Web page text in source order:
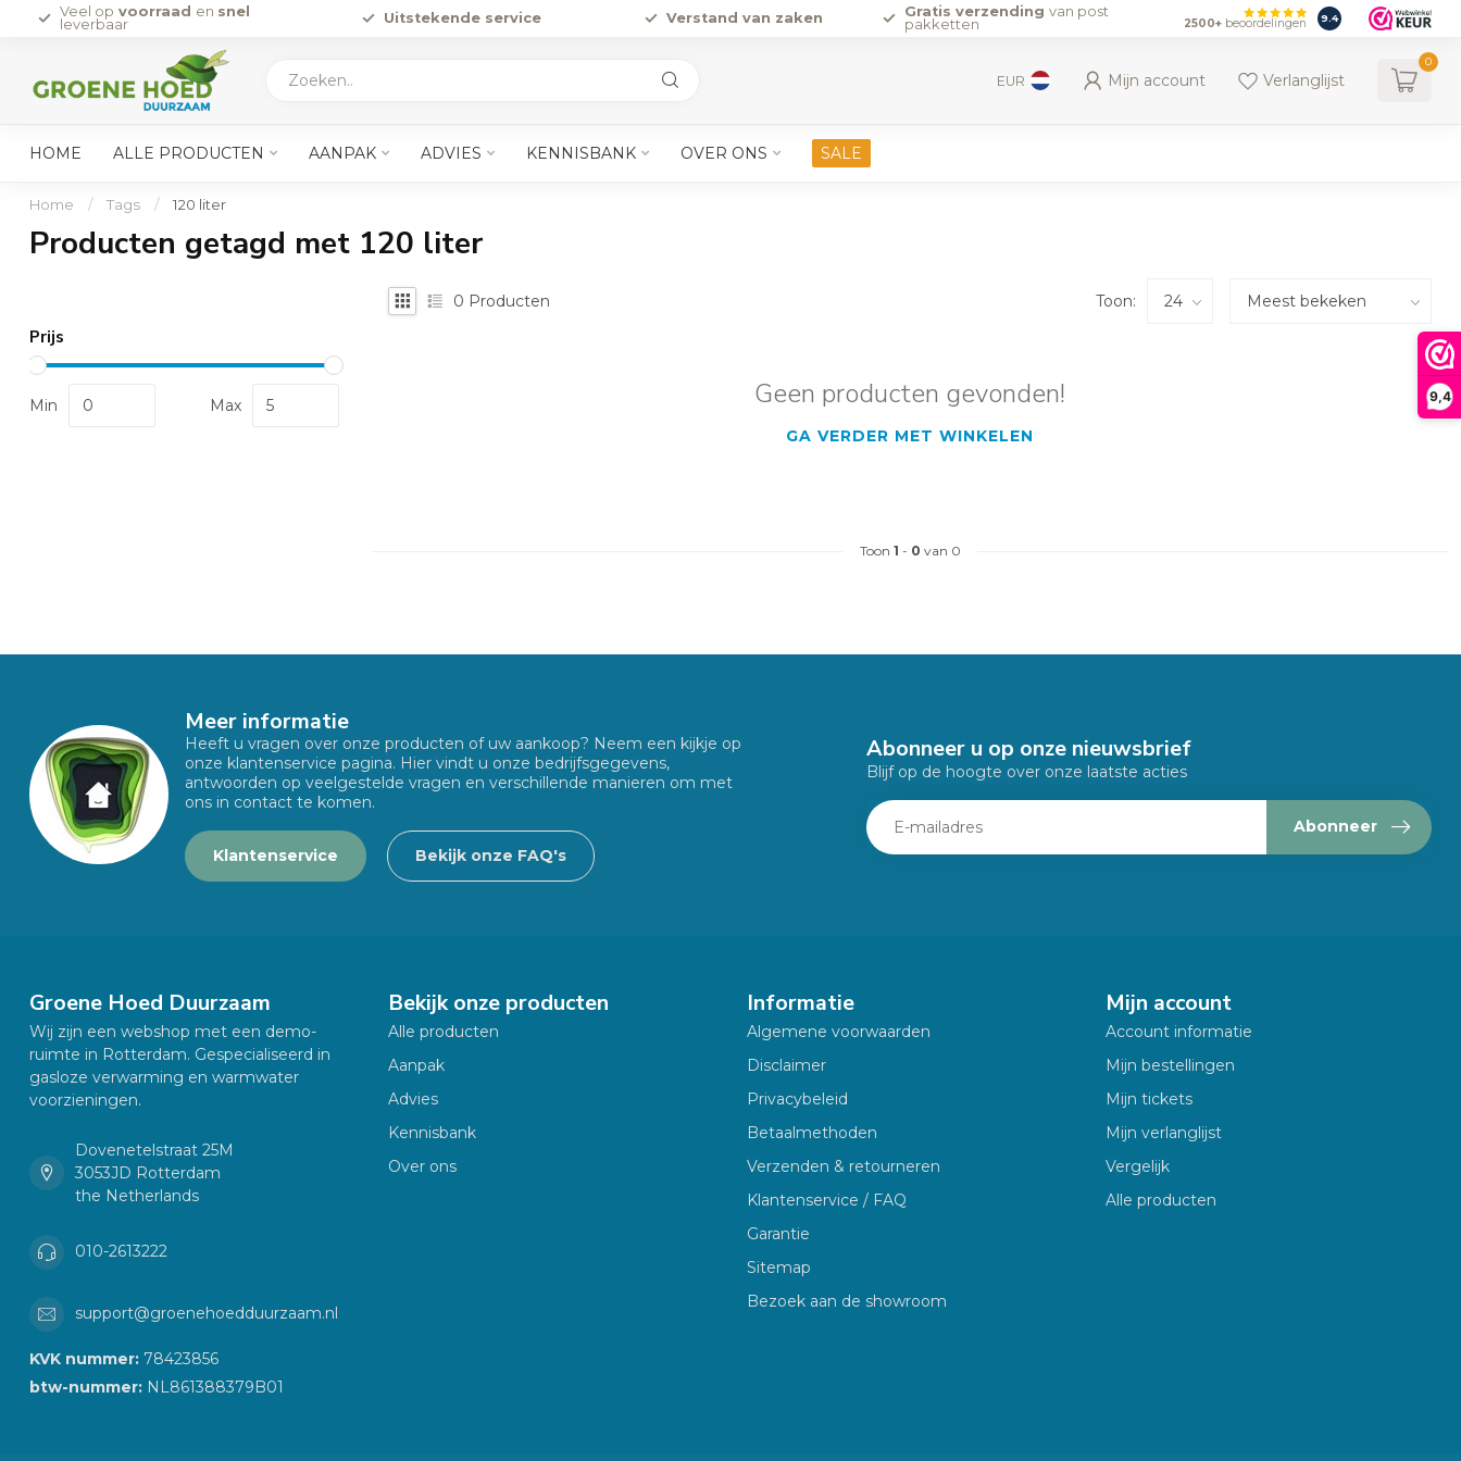
9,4
Veel op voorraad en snel
leverbaar
Uitstekende service Verstand van zaken Gratis verzending van post
pakketten
2500+ beoordelingen 9.4
EUR Mijn account Verlanglijst
0
HOME ALLE PRODUCTEN AANPAK ADVIES KENNISBANK OVER ONS SALE
Home / Tags / 120 liter
Producten getagd met 120 liter
Prijs
Min Max
0 Producten Toon:
Geen producten gevonden!
GA VERDER MET WINKELEN
Toon 1 - 0 van 0
Meer informatie
Heeft u vragen over onze producten of uw aankoop? Neem een kijkje op
onze klantenservice pagina. Hier vindt u onze bedrijfsgegevens,
antwoorden op veelgestelde vragen en verschillende manieren om met
ons in contact te komen.
Klantenservice Bekijk onze FAQ's
Abonneer u op onze nieuwsbrief
Blijf op de hoogte over onze laatste acties
Abonneer
Groene Hoed Duurzaam
Wij zijn een webshop met een demo-
ruimte in Rotterdam. Gespecialiseerd in
gasloze verwarming en warmwater
voorzieningen.
Dovenetelstraat 25M
3053JD Rotterdam
the Netherlands
010-2613222
support@groenehoedduurzaam.nl
KVK nummer: 78423856
btw-nummer: NL861388379B01
Bekijk onze producten
Alle producten
Aanpak
Advies
Kennisbank
Over ons
Informatie
Algemene voorwaarden
Disclaimer
Privacybeleid
Betaalmethoden
Verzenden & retourneren
Klantenservice / FAQ
Garantie
Sitemap
Bezoek aan de showroom
Mijn account
Account informatie
Mijn bestellingen
Mijn tickets
Mijn verlanglijst
Vergelijk
Alle producten